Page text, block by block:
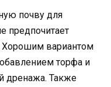
почву для
предпочитает
Хорошим вариантом
торфа и
дренажа. Также